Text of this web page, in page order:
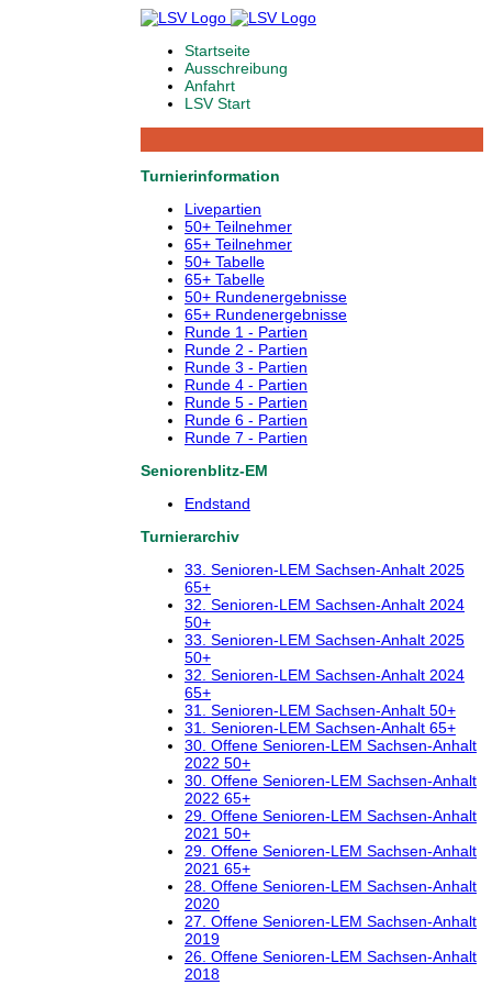
Startseite
Ausschreibung
Anfahrt
LSV Start
Turnierinformation
Livepartien
50+ Teilnehmer
65+ Teilnehmer
50+ Tabelle
65+ Tabelle
50+ Rundenergebnisse
65+ Rundenergebnisse
Runde 1 - Partien
Runde 2 - Partien
Runde 3 - Partien
Runde 4 - Partien
Runde 5 - Partien
Runde 6 - Partien
Runde 7 - Partien
Seniorenblitz-EM
Endstand
Turnierarchiv
33. Senioren-LEM Sachsen-Anhalt 2025
65+
32. Senioren-LEM Sachsen-Anhalt 2024
50+
33. Senioren-LEM Sachsen-Anhalt 2025
50+
32. Senioren-LEM Sachsen-Anhalt 2024
65+
31. Senioren-LEM Sachsen-Anhalt 50+
31. Senioren-LEM Sachsen-Anhalt 65+
30. Offene Senioren-LEM Sachsen-Anhalt
2022 50+
30. Offene Senioren-LEM Sachsen-Anhalt
2022 65+
29. Offene Senioren-LEM Sachsen-Anhalt
2021 50+
29. Offene Senioren-LEM Sachsen-Anhalt
2021 65+
28. Offene Senioren-LEM Sachsen-Anhalt
2020
27. Offene Senioren-LEM Sachsen-Anhalt
2019
26. Offene Senioren-LEM Sachsen-Anhalt
2018